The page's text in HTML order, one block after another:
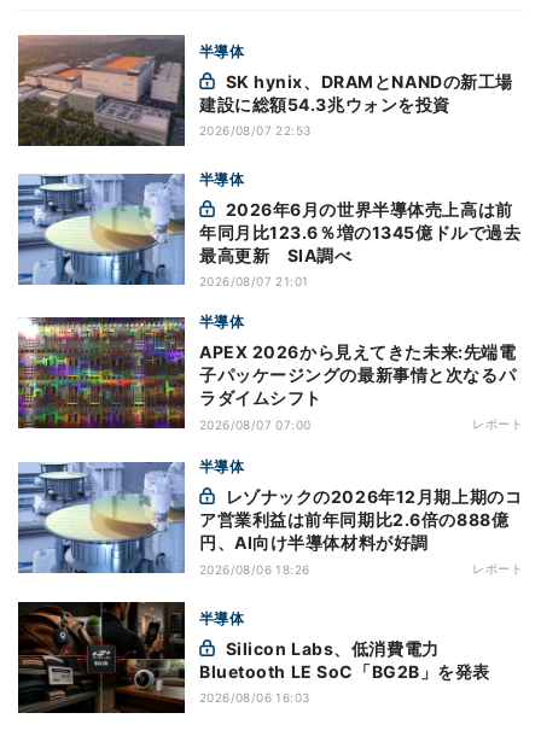
半導体
建設に総額54.3兆ウォンを投資
2026/08/07 22:53
半導体
年同月比123.6％増の1345億ドルで過去
最高更新 SIA調べ
2026/08/07 21:01
半導体
APEX 2026から見えてきた未来:先端電
子パッケージングの最新事情と次なるパ
ラダイムシフト
2026/08/07 07:00 レポート
半導体
ア営業利益は前年同期比2.6倍の888億
円、AI向け半導体材料が好調
2026/08/06 18:26 レポート
半導体
Bluetooth LE SoC「BG2B」を発表
2026/08/06 16:03